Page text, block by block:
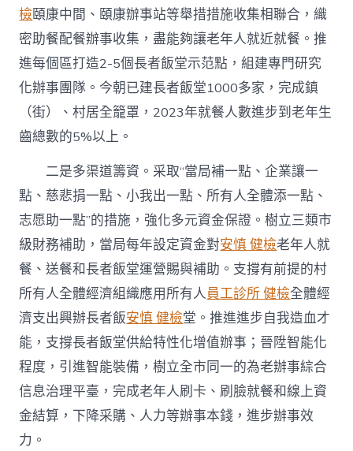
檢頤康中間、頤康辦事站等舉措措施收集相聯合，織
密助餐配餐辦事收集，盡能夠讓老年人就近就餐。推
進每個區打造2-5個長者飯堂示范點，組建專門研究
化辦事團隊。今朝已建長者飯堂1000多家，完成鎮
（街）、村居全籠罩，2023年就餐人數進步到老年生
齒總數的5%以上。
二是多渠道籌資。采取“當局補一點、企業讓一
點、慈悲捐一點、小我出一點、所有人全體添一點、
志愿助一點”的措施，強化多元資金保證。樹立三類市
級財務補助，當局每年設定資金對安慎 健檢老年人就
餐、送餐和長者飯堂運營賜與補助。支撐有前提的村
所有人全體經濟組織應用所有人員工診所 健檢全體經
濟支出興辦長者飯安慎 健檢堂。推進進步自我造血才
能，支撐長者飯堂供給特性化增值辦事；晉陞智能化
程度，引進智能裝備，樹立全市同一的為老辦事綜合
信息治理平臺，完成老年人刷卡、刷臉就餐和線上資
金結算，下降采購、人力等辦事本錢，進步辦事效
力。